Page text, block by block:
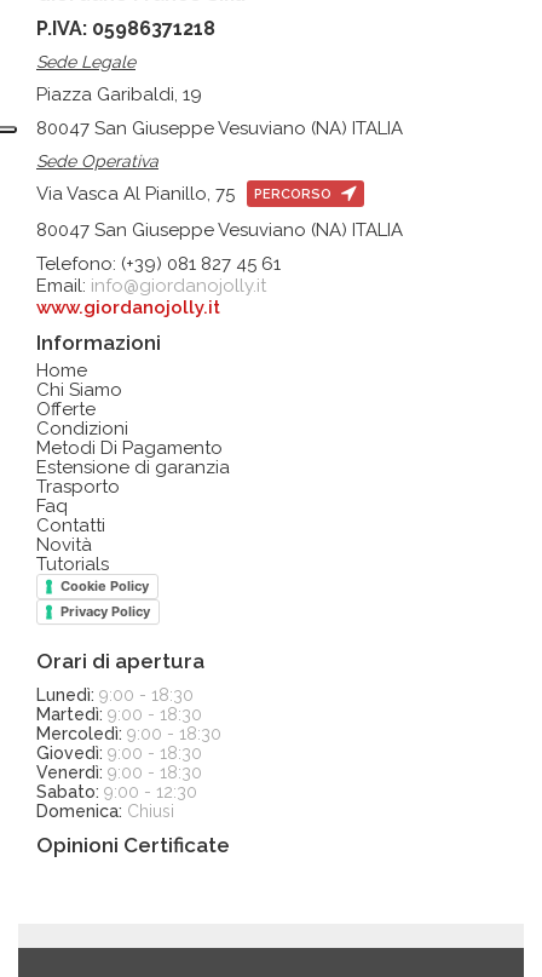
P.IVA: 05986371218
Sede Legale
Piazza Garibaldi, 19
80047 San Giuseppe Vesuviano (NA) ITALIA
Sede Operativa
Via Vasca Al Pianillo, 75 PERCORSO
80047 San Giuseppe Vesuviano (NA) ITALIA
Telefono: (+39) 081 827 45 61
Email: info@giordanojolly.it
www.giordanojolly.it
Informazioni
Home
Chi Siamo
Offerte
Condizioni
Metodi Di Pagamento
Estensione di garanzia
Trasporto
Faq
Contatti
Novità
Tutorials
Cookie Policy
Privacy Policy
Orari di apertura
Lunedì: 9:00 - 18:30
Martedì: 9:00 - 18:30
Mercoledì: 9:00 - 18:30
Giovedì: 9:00 - 18:30
Venerdì: 9:00 - 18:30
Sabato: 9:00 - 12:30
Domenica: Chiusi
Opinioni Certificate